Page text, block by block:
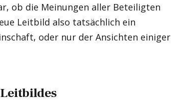
ob die Meinungen aller Beteiligten
Leitbild also tatsächlich ein
oder nur der Ansichten einiger